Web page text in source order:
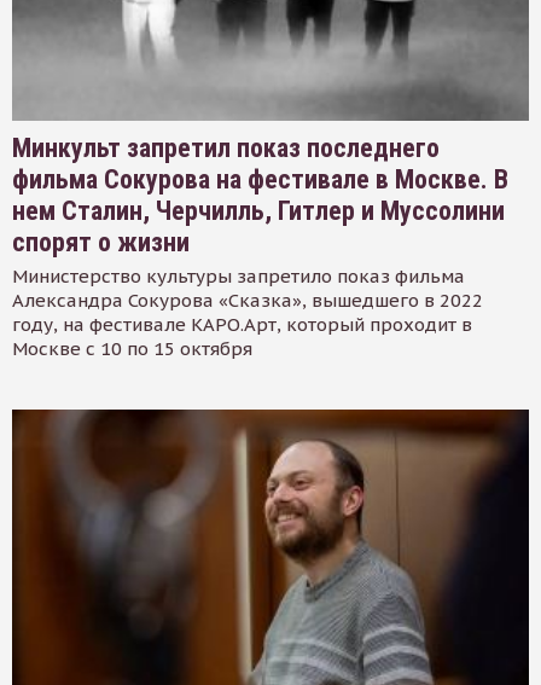
Минкульт запретил показ последнего
фильма Сокурова на фестивале в Москве. В
нем Сталин, Черчилль, Гитлер и Муссолини
спорят о жизни
Министерство культуры запретило показ фильма
Александра Сокурова «Сказка», вышедшего в 2022
году, на фестивале КАРО.Арт, который проходит в
Москве с 10 по 15 октября